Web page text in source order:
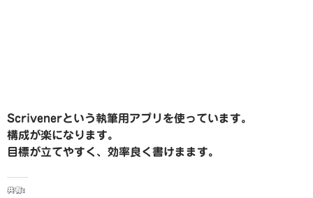
Scrivenerという執筆用アプリを使っています。
構成が楽になります。
目標が立てやすく、効率良く書けまます。
共有: